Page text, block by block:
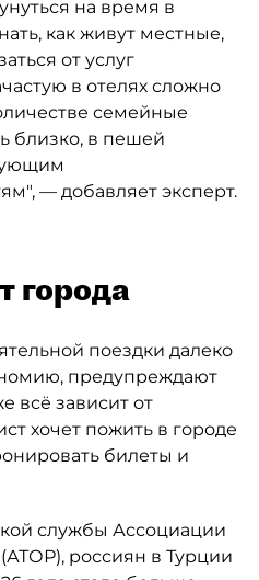
на время в
как живут местные,
от услуг
в отелях сложно
семейные
близко, в пешей
— добавляет эксперт.
города
поездки далеко
предупреждают
всё зависит от
хочет пожить в городе
билеты и
службы Ассоциации
россиян в Турции